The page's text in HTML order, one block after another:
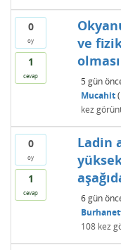
0
oy
1
cevap
ve
5 gün
Mucahit (
kez
0
oy
1
cevap
Ladin
6 gün
108kez